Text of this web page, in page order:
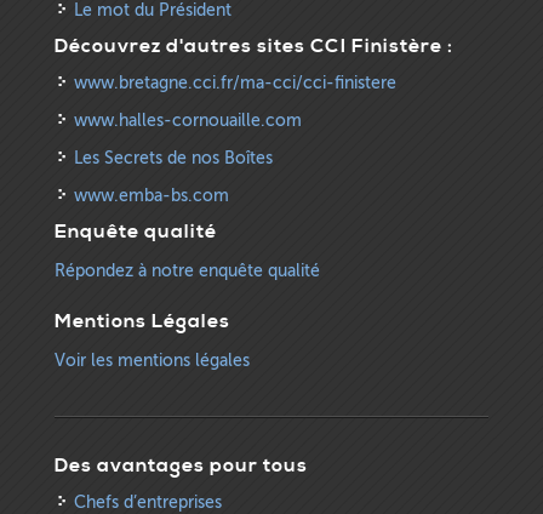
Le mot du Président
Découvrez d'autres sites CCI Finistère :
www.bretagne.cci.fr/ma-cci/cci-finistere
www.halles-cornouaille.com
Les Secrets de nos Boîtes
www.emba-bs.com
Enquête qualité
Répondez à notre enquête qualité
Mentions Légales
Voir les mentions légales
Des avantages pour tous
Chefs d’entreprises